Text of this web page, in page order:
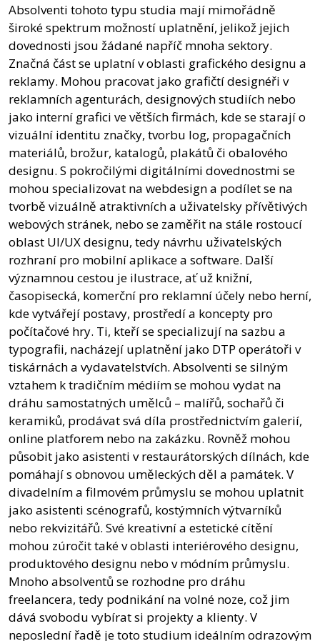
Absolventi tohoto typu studia mají mimořádně
široké spektrum možností uplatnění, jelikož jejich
dovednosti jsou žádané napříč mnoha sektory.
Značná část se uplatní v oblasti grafického designu a
reklamy. Mohou pracovat jako grafičtí designéři v
reklamních agenturách, designových studiích nebo
jako interní grafici ve větších firmách, kde se starají o
vizuální identitu značky, tvorbu log, propagačních
materiálů, brožur, katalogů, plakátů či obalového
designu. S pokročilými digitálními dovednostmi se
mohou specializovat na webdesign a podílet se na
tvorbě vizuálně atraktivních a uživatelsky přívětivých
webových stránek, nebo se zaměřit na stále rostoucí
oblast UI/UX designu, tedy návrhu uživatelských
rozhraní pro mobilní aplikace a software. Další
významnou cestou je ilustrace, ať už knižní,
časopisecká, komerční pro reklamní účely nebo herní,
kde vytvářejí postavy, prostředí a koncepty pro
počítačové hry. Ti, kteří se specializují na sazbu a
typografii, nacházejí uplatnění jako DTP operátoři v
tiskárnách a vydavatelstvích. Absolventi se silným
vztahem k tradičním médiím se mohou vydat na
dráhu samostatných umělců – malířů, sochařů či
keramiků, prodávat svá díla prostřednictvím galerií,
online platforem nebo na zakázku. Rovněž mohou
působit jako asistenti v restaurátorských dílnách, kde
pomáhají s obnovou uměleckých děl a památek. V
divadelním a filmovém průmyslu se mohou uplatnit
jako asistenti scénografů, kostýmních výtvarníků
nebo rekvizitářů. Své kreativní a estetické cítění
mohou zúročit také v oblasti interiérového designu,
produktového designu nebo v módním průmyslu.
Mnoho absolventů se rozhodne pro dráhu
freelancera, tedy podnikání na volné noze, což jim
dává svobodu vybírat si projekty a klienty. V
neposlední řadě je toto studium ideálním odrazovým